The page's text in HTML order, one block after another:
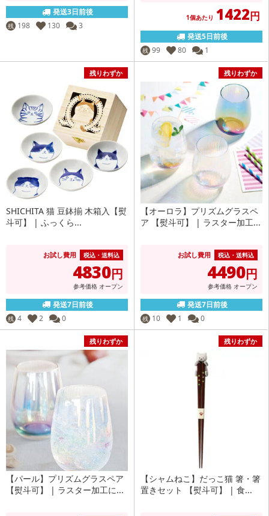
発送3日前後
残 198 130 3
1個あたり 1422円
発送5日前後
残 99 80 1
残りわずか
SHICHITA 猫 豆鉢揃 木箱入【熨
斗可】 | ふっくら...
お試し費用 税込・送料込
4830円
参考価格 オープン
発送7日前後
残 4 2 0
残りわずか
【オーロラ】プリズムグラスペ
ア 【熨斗可】 | ラスター加工...
お試し費用 税込・送料込
4490円
参考価格 オープン
発送7日前後
残 10 1 0
残りわずか
【パール】プリズムグラスペア
【熨斗可】 | ラスター加工に...
残りわずか
【シャムねこ】だっこ猫 箸・箸
置きセット 【熨斗可】 | 食...